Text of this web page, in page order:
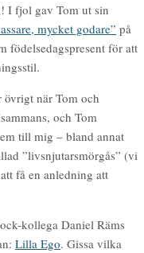
I fjol gav Tom ut sin
mycket godare” på
födelsedagspresent för att
när Tom och
och Tom
till mig – bland annat
”livsnjutarsmörgås” (vi
få en anledning att
kollega Daniel Räms
Lilla Ego. Gissa vilka